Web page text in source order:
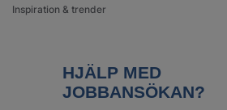
Inspiration & trender